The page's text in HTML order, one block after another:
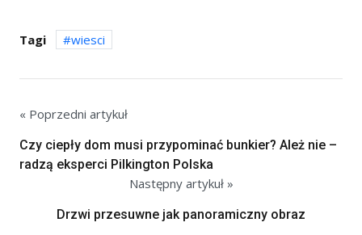
Tagi wiesci
« Poprzedni artykuł
Czy ciepły dom musi przypominać bunkier? Ależ nie –
radzą eksperci Pilkington Polska
Następny artykuł »
Drzwi przesuwne jak panoramiczny obraz